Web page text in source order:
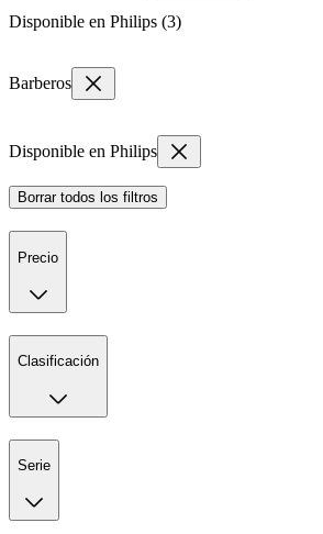
Disponible en Philips (3)
Barberos
Disponible en Philips
Borrar todos los filtros
Precio
Clasificación
Serie